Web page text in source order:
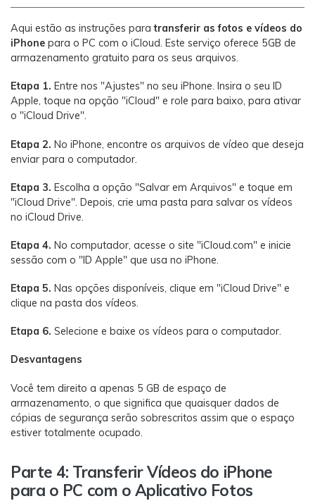
Aqui estão as instruções paratransferir as fotos e vídeos do
iPhone para o PC com o iCloud. Este serviço oferece 5GB de
armazenamento gratuito para os seus arquivos.
Etapa 1. Entre nos "Ajustes" no seu iPhone. Insira o seu ID
Apple, toque na opção "iCloud" e role para baixo, para ativar
o "iCloud Drive".
Etapa 2. No iPhone, encontre os arquivos de vídeo que deseja
enviar para o computador.
Etapa 3. Escolha a opção "Salvar em Arquivos" e toque em
"iCloud Drive". Depois, crie uma pasta para salvar os vídeos
no iCloud Drive.
Etapa 4. No computador, acesse o site "iCloud.com" e inicie
sessão com o "ID Apple" que usa no iPhone.
Etapa 5. Nas opções disponíveis, clique em "iCloud Drive" e
clique na pasta dos vídeos.
Etapa 6. Selecione e baixe os vídeos para o computador.
Desvantagens
Você tem direito a apenas 5 GB de espaço de
armazenamento, o que significa que quaisquer dados de
cópias de segurança serão sobrescritos assim que o espaço
estiver totalmente ocupado.
Parte 4: Transferir Vídeos do iPhone
para o PC com o Aplicativo Fotos